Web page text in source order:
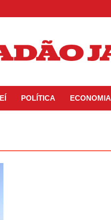
POLÍTICA ECONOMIA